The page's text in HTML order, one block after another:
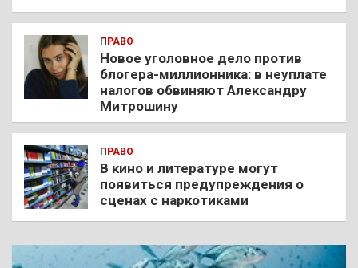
ПРАВО
Новое уголовное дело против
блогера-миллионника: в неуплате
налогов обвиняют Александру
Митрошину
ПРАВО
В кино и литературе могут
появиться предупреждения о
сценах с наркотиками